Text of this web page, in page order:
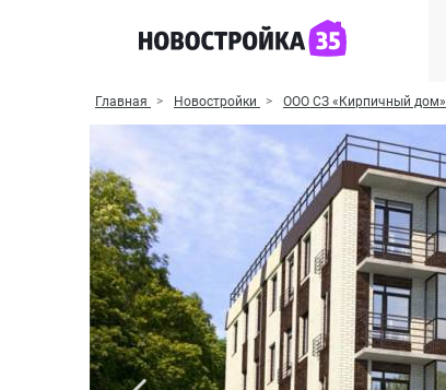
Главная Новостройки ООО СЗ «Кирпичный дом»